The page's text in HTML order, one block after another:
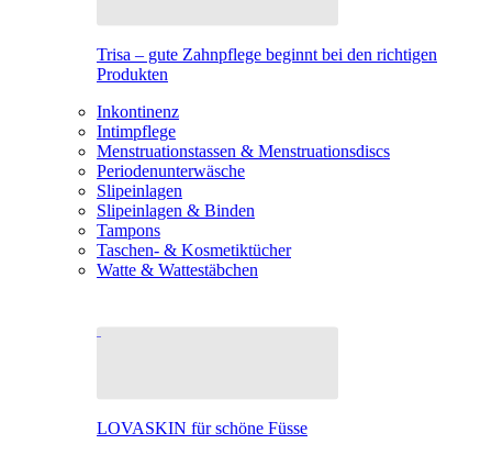
Trisa – gute Zahnpflege beginnt bei den richtigen
Produkten
Inkontinenz
Intimpflege
Menstruationstassen & Menstruationsdiscs
Periodenunterwäsche
Slipeinlagen
Slipeinlagen & Binden
Tampons
Taschen- & Kosmetiktücher
Watte & Wattestäbchen
LOVASKIN für schöne Füsse